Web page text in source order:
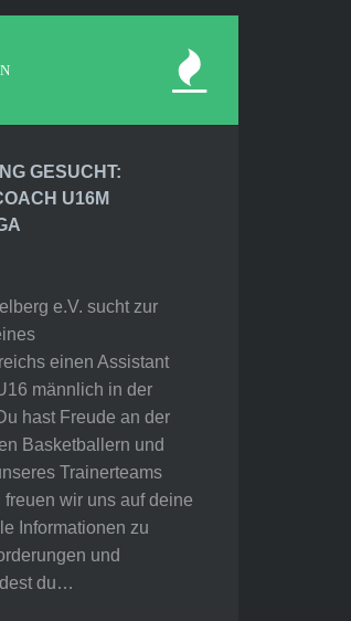
GESUCHT:
U16M
e.V. sucht zur
einen Assistant
männlich in der
hast Freude an der
Basketballern und
Trainerteams
wir uns auf deine
Informationen zu
und
du…